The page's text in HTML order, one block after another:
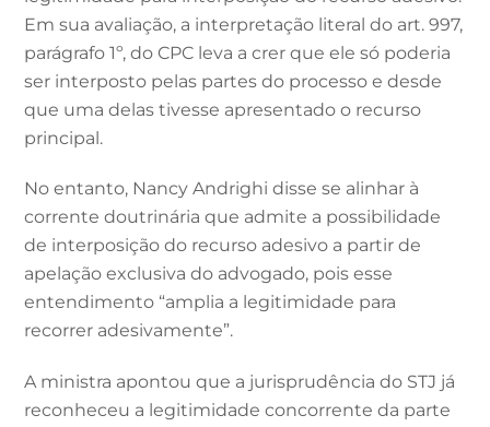
Em sua avaliação, a interpretação literal do art. 997,
parágrafo 1º, do CPC leva a crer que ele só poderia
ser interposto pelas partes do processo e desde
que uma delas tivesse apresentado o recurso
principal.
No entanto, Nancy Andrighi disse se alinhar à
corrente doutrinária que admite a possibilidade
de interposição do recurso adesivo a partir de
apelação exclusiva do advogado, pois esse
entendimento “amplia a legitimidade para
recorrer adesivamente”.
A ministra apontou que a jurisprudência do STJ já
reconheceu a legitimidade concorrente da parte